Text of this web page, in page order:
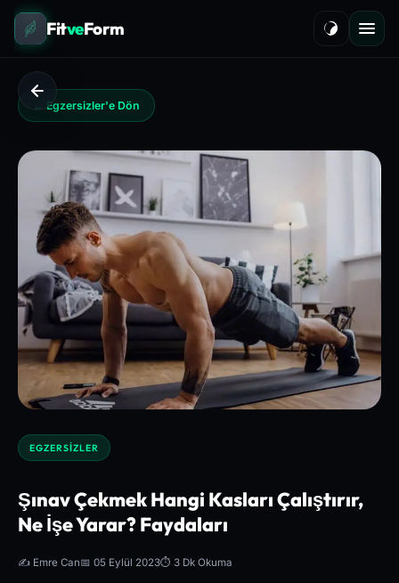
FitveForm
← Egzersizler'e Dön
EGZERSIZLER
Şınav Çekmek Hangi Kasları Çalıştırır,
Ne İşe Yarar? Faydaları
✍️ Emre Can📅 05 Eylül 2023⏱️ 3 Dk Okuma